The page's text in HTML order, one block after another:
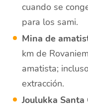
cuando se
para los sami.
Mina de
km de
amatista;
extracción.
Joulukka